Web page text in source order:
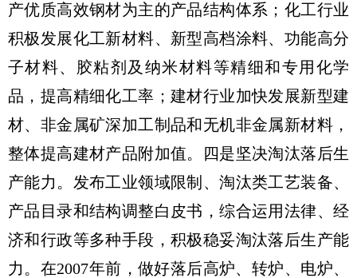
产优质高效钢材为主的产品结构体系；化工行业
积极发展化工新材料、新型高档涂料、功能高分
子材料、胶粘剂及纳米材料等精细和专用化学
品，提高精细化工率；建材行业加快发展新型建
材、非金属矿深加工制品和无机非金属新材料，
整体提高建材产品附加值。四是坚决淘汰落后生
产能力。发布工业领域限制、淘汰类工艺装备、
产品目录和结构调整白皮书，综合运用法律、经
济和行政等多种手段，积极稳妥淘汰落后生产能
力。在2007年前，做好落后高炉、转炉、电炉、